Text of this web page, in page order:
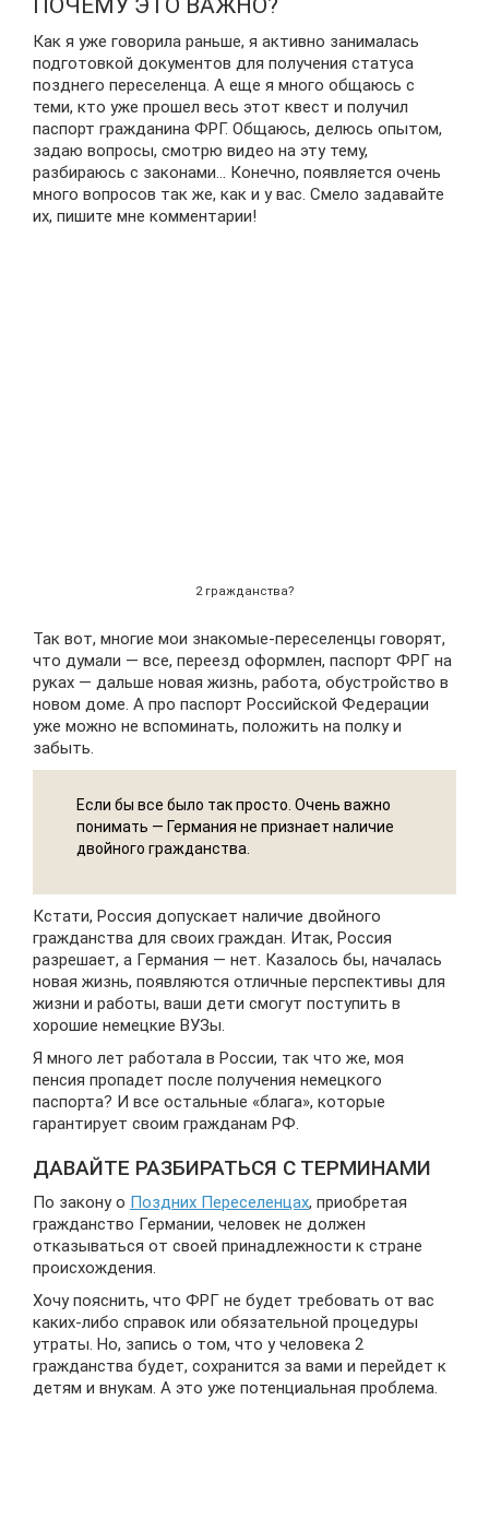
ПОЧЕМУ ЭТО ВАЖНО?
Как я уже говорила раньше, я активно занималась
подготовкой документов для получения статуса
позднего переселенца. А еще я много общаюсь с
теми, кто уже прошел весь этот квест и получил
паспорт гражданина ФРГ. Общаюсь, делюсь опытом,
задаю вопросы, смотрю видео на эту тему,
разбираюсь с законами… Конечно, появляется очень
много вопросов так же, как и у вас. Смело задавайте
их, пишите мне комментарии!
2 гражданства?
Так вот, многие мои знакомые-переселенцы говорят,
что думали — все, переезд оформлен, паспорт ФРГ на
руках — дальше новая жизнь, работа, обустройство в
новом доме. А про паспорт Российской Федерации
уже можно не вспоминать, положить на полку и
забыть.
Если бы все было так просто. Очень важно
понимать — Германия не признает наличие
двойного гражданства.
Кстати, Россия допускает наличие двойного
гражданства для своих граждан. Итак, Россия
разрешает, а Германия — нет. Казалось бы, началась
новая жизнь, появляются отличные перспективы для
жизни и работы, ваши дети смогут поступить в
хорошие немецкие ВУЗы.
Я много лет работала в России, так что же, моя
пенсия пропадет после получения немецкого
паспорта? И все остальные «блага», которые
гарантирует своим гражданам РФ.
ДАВАЙТЕ РАЗБИРАТЬСЯ С ТЕРМИНАМИ
По закону о Поздних Переселенцах, приобретая
гражданство Германии, человек не должен
отказываться от своей принадлежности к стране
происхождения.
Хочу пояснить, что ФРГ не будет требовать от вас
каких-либо справок или обязательной процедуры
утраты. Но, запись о том, что у человека 2
гражданства будет, сохранится за вами и перейдет к
детям и внукам. А это уже потенциальная проблема.